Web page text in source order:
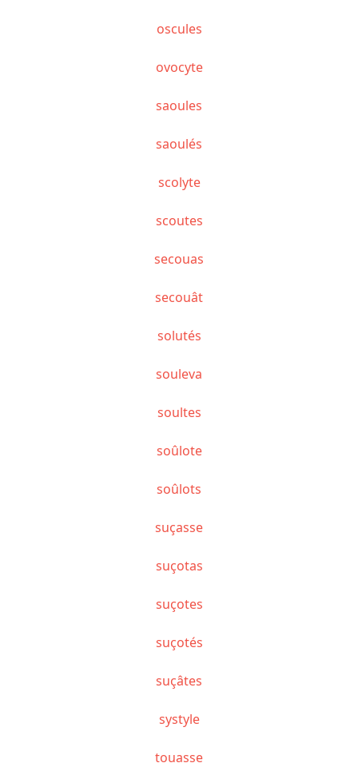
oscules
ovocyte
saoules
saoulés
scolyte
scoutes
secouas
secouât
solutés
souleva
soultes
soûlote
soûlots
suçasse
suçotas
suçotes
suçotés
suçâtes
systyle
touasse